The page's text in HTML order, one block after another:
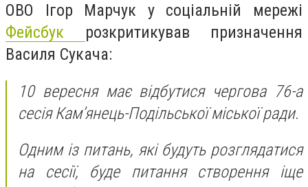
ОВО Ігор Марчук у соціальній мережі
Фейсбук розкритикував призначення
Василя Сукача:
10 вересня має відбутися чергова 76-а
сесія Кам’янець-Подільської міської ради.
Одним із питань, які будуть розглядатися
на сесії, буде питання створення іще